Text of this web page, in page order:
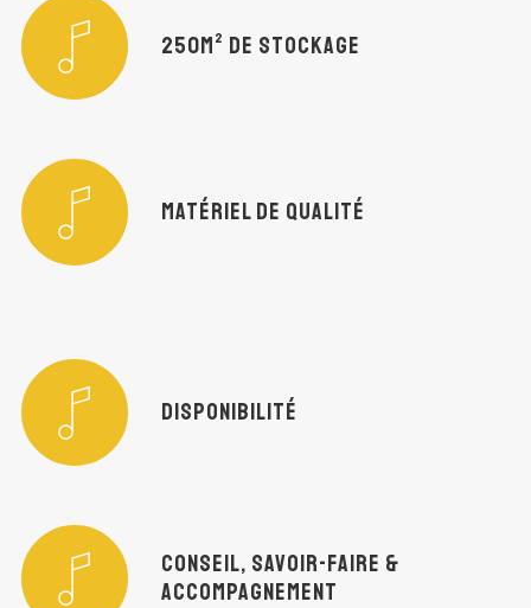
250M² DE STOCKAGE
MATÉRIEL DE QUALITÉ
DISPONIBILITÉ
CONSEIL, SAVOIR-FAIRE &
ACCOMPAGNEMENT